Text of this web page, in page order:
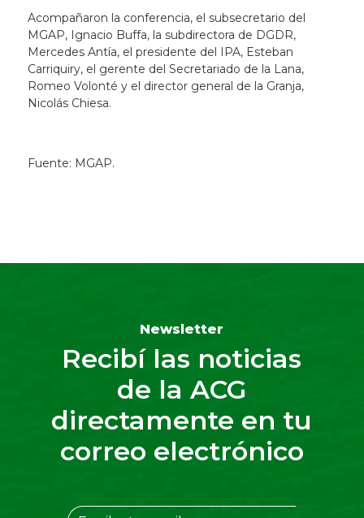
Acompañaron la conferencia, el subsecretario del
MGAP, Ignacio Buffa, la subdirectora de DGDR,
Mercedes Antía, el presidente del IPA, Esteban
Carriquiry, el gerente del Secretariado de la Lana,
Romeo Volonté y el director general de la Granja,
Nicolás Chiesa.
Fuente: MGAP.
Newsletter
Recibí las noticias
de la ACG
directamente en tu
correo electrónico